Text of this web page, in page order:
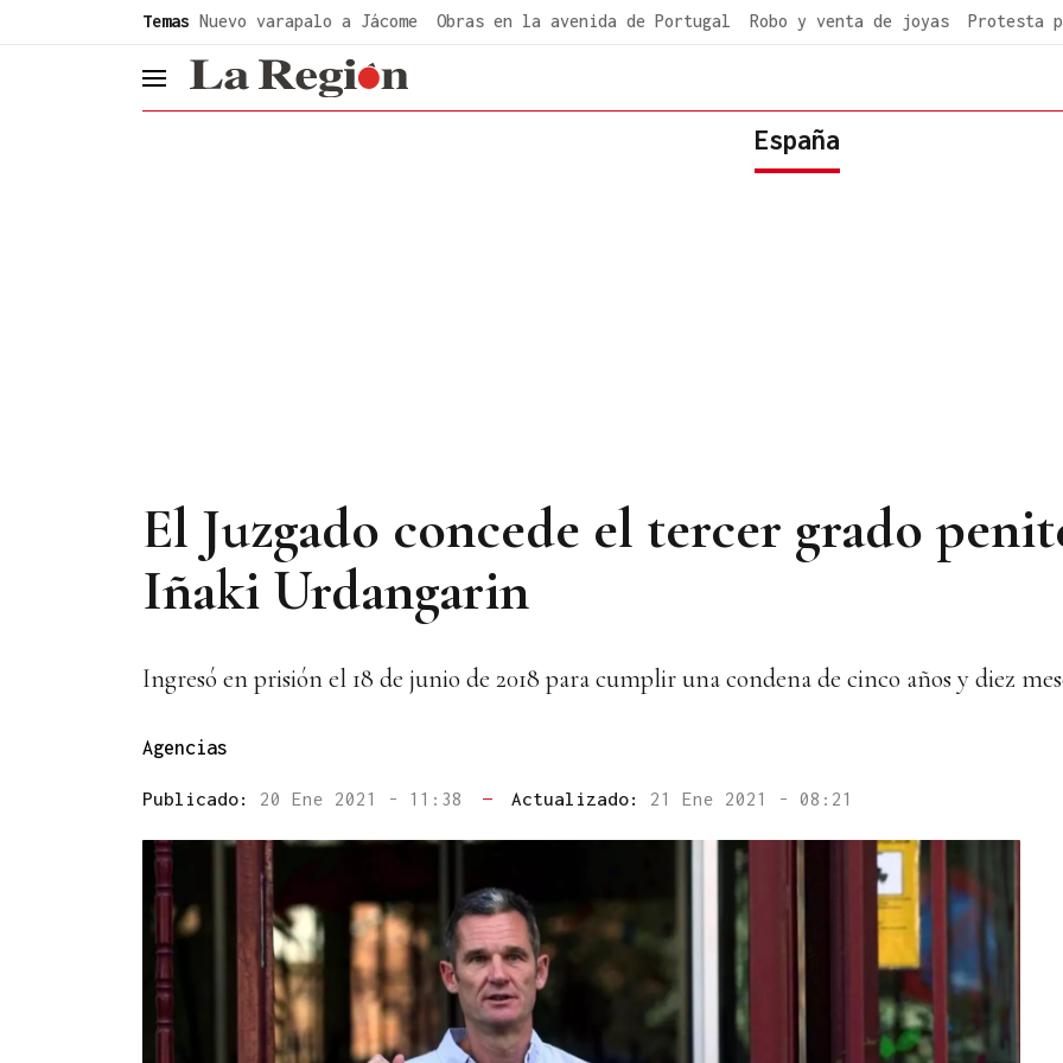
Temas Nuevo varapalo a Jácome Obras en la avenida de Portugal Robo y venta de joyas Protesta
header.menu.open
España
El Juzgado concede el tercer grado
Iñaki Urdangarin
Ingresó en prisión el 18 de junio de 2018 para cumplir una condena de cinco años y diez
Agencias
Publicado: 20 Ene 2021 - 11:38 — Actualizado: 21 Ene 2021 - 08:21